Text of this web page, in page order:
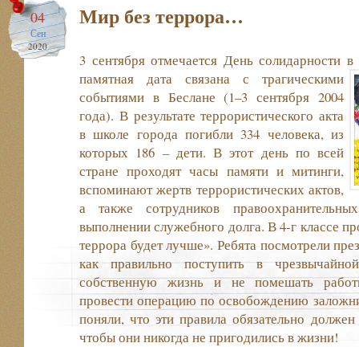
04
Сен
2020
Мир без террора…
3 сентября отмечается День солидарности
памятная дата связана с трагическими
событиями в Беслане (1–3 сентября 2004
года). В результате террористического акта
в школе города погибли 334 человека, из
которых 186 – дети. В этот день по всей
стране проходят часы памяти и митинги,
вспоминают жертв террористических актов,
а также сотрудников
выполнении служебного долга. В 4-г классе
террора будет лучше». Ребята посмотрели
как правильно поступить в
собственную жизнь и не помешать
провести операцию по освобождению
поняли, что эти правила обязательно
чтобы они никогда не пригодились в жизни!